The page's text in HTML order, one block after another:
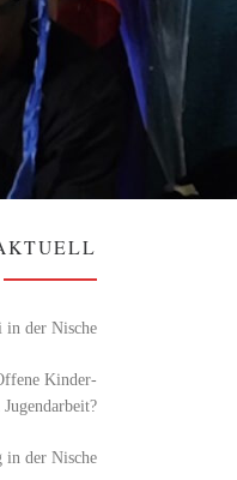
in der Nische
Kinder-
Jugendarbeit?
in der Nische